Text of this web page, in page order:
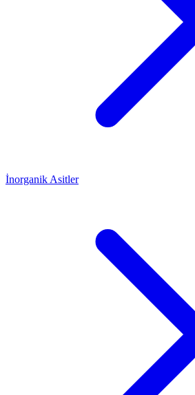
İnorganik Asitler